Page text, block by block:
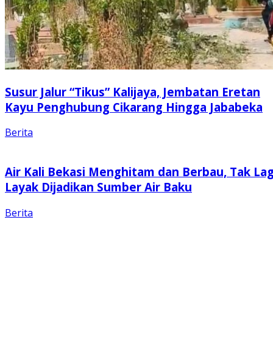
Susur Jalur “Tikus” Kalijaya, Jembatan Eretan
Kayu Penghubung Cikarang Hingga Jababeka
Berita
Air Kali Bekasi Menghitam dan Berbau, Tak
Layak Dijadikan Sumber Air Baku
Berita